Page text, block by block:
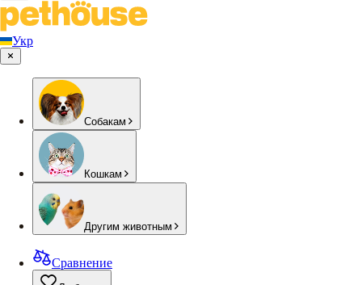
Укр
Собакам
Кошкам
Другим животным
Сравнение